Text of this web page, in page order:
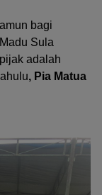
bagi
Sula
adalah
, Pia Matua